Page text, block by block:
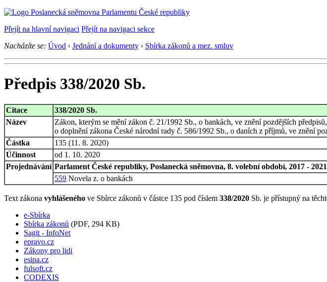
Přejít na hlavní navigaci Přejít na navigaci sekce
Nacházíte se: Úvod › Jednání a dokumenty › Sbírka zákonů a mez. smluv
Předpis 338/2020 Sb.
Citace
338/2020 Sb.
Název
Zákon, kterým se mění zákon č. 21/1992 Sb., o bankách, ve znění pozdějších
o doplnění zákona České národní rady č. 586/1992 Sb., o daních z příjmů, ve znění
Částka
135 (11. 8. 2020)
Účinnost
od 1. 10. 2020
Projednávání Parlament České republiky, Poslanecká sněmovna, 8. volební období, 2017 - 2021
559 Novela z. o bankách
Text zákona vyhlášeného ve Sbírce zákonů v částce 135 pod číslem 338/2020 Sb. je přístupný na
e-Sbírka
Sbírka zákonů (PDF, 294 KB)
Sagit - InfoNet
epravo.cz
Zákony pro lidi
esipa.cz
fulsoft.cz
CODEXIS